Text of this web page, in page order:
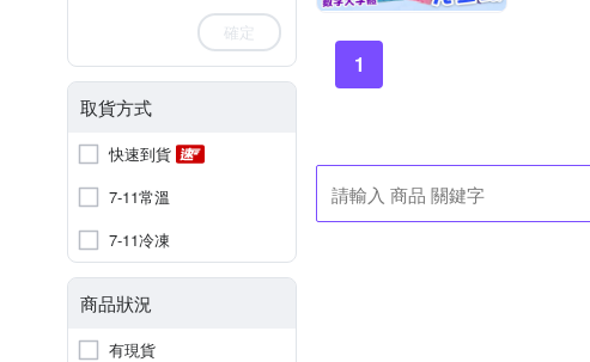
確定
取貨方式
快速到貨
7-11常溫
7-11冷凍
商品狀況
有現貨
1